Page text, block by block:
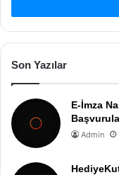
Son Yazılar
E-İmza
Admin